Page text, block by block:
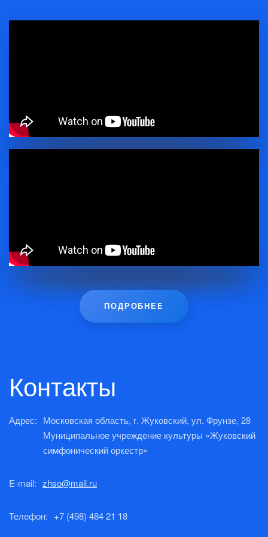
ПОДРОБНЕЕ
Контакты
Адрес: Московская область, г. Жуковский, ул. Фрунзе, 28
Муниципальное учреждение культуры «Жуковский
симфонический оркестр»
E-mail: zhso@mail.ru
Телефон: +7 (498) 484 21 18